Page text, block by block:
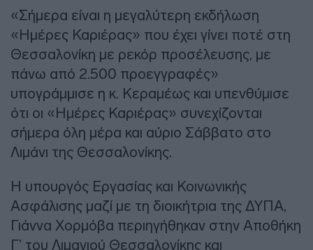
«Σήμερα είναι η μεγαλύτερη εκδήλωση
«Ημέρες Καριέρας» που έχει γίνει ποτέ στη
Θεσσαλονίκη με ρεκόρ προσέλευσης, με
πάνω από 2.500 προεγγραφές»
υπογράμμισε η κ. Κεραμέως και υπενθύμισε
ότι οι «Ημέρες Καριέρας» συνεχίζονται
σήμερα όλη μέρα και αύριο Σάββατο στο
Λιμάνι της Θεσσαλονίκης.
Η υπουργός Εργασίας και Κοινωνικής
Ασφάλισης μαζί με τη διοικήτρια της ΔΥΠΑ,
Γιάννα Χορμόβα περιηγήθηκαν στην Αποθήκη
Γ’ του Λιμανιού Θεσσαλονίκης και